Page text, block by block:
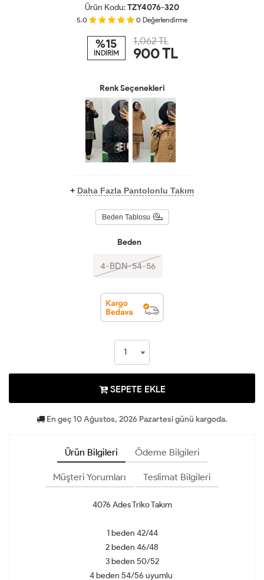
Ürün Kodu:TZY4076-320
5.0 0 Değerlendirme
%15
İNDİRİM
1,062 TL
900TL
Renk Seçenekleri
+ Daha Fazla Pantolonlu Takım
Beden Tablosu
Beden
4-BDN-54-56
SEPETE EKLE
En geç 10 Ağustos, 2026 Pazartesi günü kargoda.
Ürün Bilgileri Ödeme Bilgileri
Müşteri Yorumları Teslimat Bilgileri
4076 Ades Triko Takım
1 beden 42/44
2 beden 46/48
3 beden 50/52
4 beden 54/56 uyumlu